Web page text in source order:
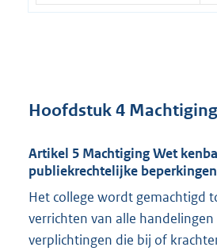
Hoofdstuk 4 Machtiging
Artikel 5 Machtiging Wet
publiekrechtelijke
Het college wordt gemachtigd
verrichten van alle
verplichtingen die bij of